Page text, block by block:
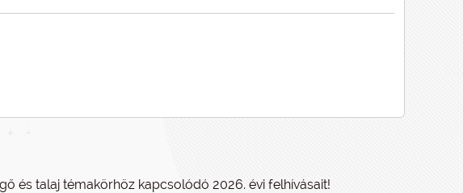
és talaj témakörhöz kapcsolódó 2026. évi felhívásait!